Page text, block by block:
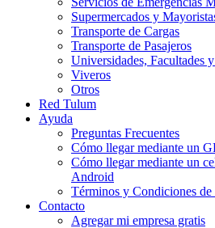
Supermercados y
Transporte de Cargas
Transporte de Pasajeros
Universidades, Facultades
Viveros
Otros
Red Tulum
Ayuda
Preguntas Frecuentes
Cómo llegar mediante un
Cómo llegar mediante un
Android
Términos y Condiciones de
Contacto
Agregar mi empresa gratis